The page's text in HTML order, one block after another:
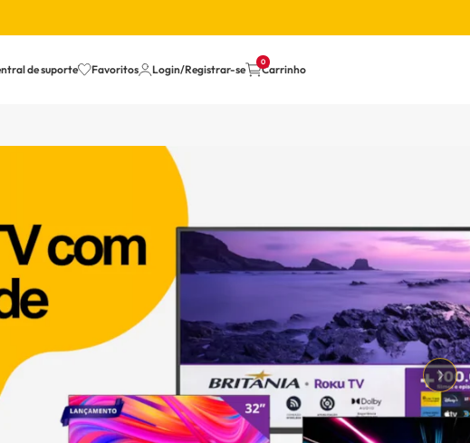
de suporte Favoritos Login/Registrar-se
0
Carrinho